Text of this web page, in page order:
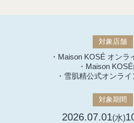
対象店舗
・Maison KOSÉ オンラ
・Maison
・雪肌精公式オンラ
対象期間
2026.07.01(水)